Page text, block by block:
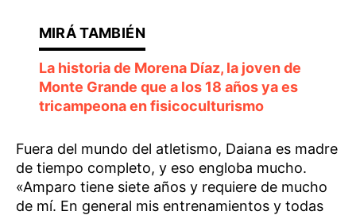
La historia de Morena Díaz, la joven de
Monte Grande que a los 18 años ya es
tricampeona en fisicoculturismo
Fuera del mundo del atletismo, Daiana es madre
de tiempo completo, y eso engloba mucho.
«Amparo tiene siete años y requiere de mucho
de mí. En general mis entrenamientos y todas